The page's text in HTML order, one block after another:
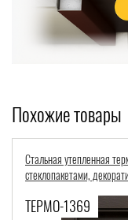
Похожие товары
Стальная
во фрамуге
ТЕРМО-